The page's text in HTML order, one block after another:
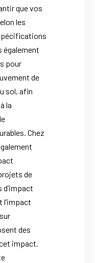
que vos
les
également
pour
de
sol, afin
la
Chez
de
l’impact
des
impact.